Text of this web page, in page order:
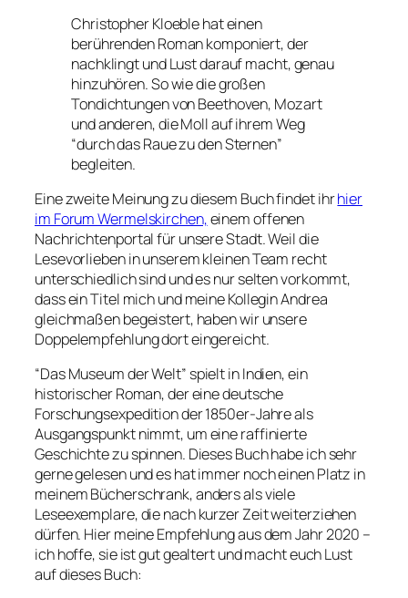
Christopher Kloeble hat einen
berührenden Roman komponiert, der
nachklingt und Lust darauf macht, genau
hinzuhören. So wie die großen
Tondichtungen von Beethoven, Mozart
und anderen, die Moll auf ihrem Weg
“durch das Raue zu den Sternen”
begleiten.
Eine zweite Meinung zu diesem Buch findet ihrhier
im Forum Wermelskirchen,einem offenen
Nachrichtenportal für unsere Stadt. Weil die
Lesevorlieben in unserem kleinen Team recht
unterschiedlich sind und es nur selten vorkommt,
dass ein Titel mich und meine Kollegin Andrea
gleichmaßen begeistert, haben wir unsere
Doppelempfehlung dort eingereicht.
“Das Museum der Welt” spielt in Indien, ein
historischer Roman, der eine deutsche
Forschungsexpedition der 1850er-Jahre als
Ausgangspunkt nimmt, um eine raffinierte
Geschichte zu spinnen. Dieses Buch habe ich sehr
gerne gelesen und es hat immer noch einen Platz in
meinem Bücherschrank, anders als viele
Leseexemplare, die nach kurzer Zeit weiterziehen
dürfen. Hier meine Empfehlung aus dem Jahr 2020 –
ich hoffe, sie ist gut gealtert und macht euch Lust
auf dieses Buch: